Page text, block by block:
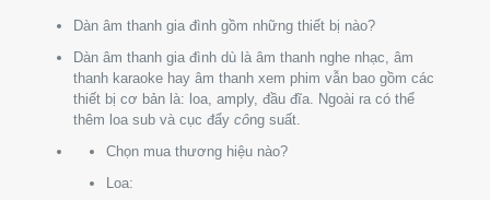
Dàn âm thanh gia đình gồm những thiết bị nào?
Dàn âm thanh gia đình dù là âm thanh nghe nhạc, âm
thanh karaoke hay âm thanh xem phim vẫn bao gồm các
thiết bị cơ bản là: loa, amply, đầu đĩa. Ngoài ra có thể
thêm loa sub và cục đẩy công suất.
Chọn mua thương hiệu nào?
Loa: